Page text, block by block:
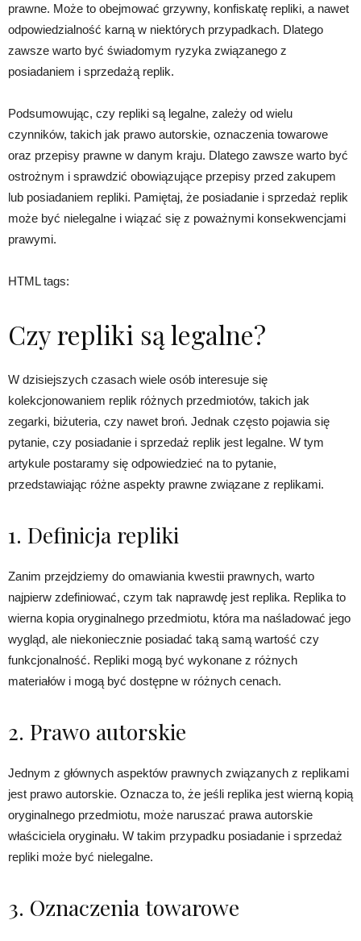
prawne. Może to obejmować grzywny, konfiskatę repliki, a nawet
odpowiedzialność karną w niektórych przypadkach. Dlatego
zawsze warto być świadomym ryzyka związanego z
posiadaniem i sprzedażą replik.
Podsumowując, czy repliki są legalne, zależy od wielu
czynników, takich jak prawo autorskie, oznaczenia towarowe
oraz przepisy prawne w danym kraju. Dlatego zawsze warto być
ostrożnym i sprawdzić obowiązujące przepisy przed zakupem
lub posiadaniem repliki. Pamiętaj, że posiadanie i sprzedaż replik
może być nielegalne i wiązać się z poważnymi konsekwencjami
prawymi.
HTML tags:
Czy repliki są legalne?
W dzisiejszych czasach wiele osób interesuje się
kolekcjonowaniem replik różnych przedmiotów, takich jak
zegarki, biżuteria, czy nawet broń. Jednak często pojawia się
pytanie, czy posiadanie i sprzedaż replik jest legalne. W tym
artykule postaramy się odpowiedzieć na to pytanie,
przedstawiając różne aspekty prawne związane z replikami.
1. Definicja repliki
Zanim przejdziemy do omawiania kwestii prawnych, warto
najpierw zdefiniować, czym tak naprawdę jest replika. Replika to
wierna kopia oryginalnego przedmiotu, która ma naśladować jego
wygląd, ale niekoniecznie posiadać taką samą wartość czy
funkcjonalność. Repliki mogą być wykonane z różnych
materiałów i mogą być dostępne w różnych cenach.
2. Prawo autorskie
Jednym z głównych aspektów prawnych związanych z replikami
jest prawo autorskie. Oznacza to, że jeśli replika jest wierną kopią
oryginalnego przedmiotu, może naruszać prawa autorskie
właściciela oryginału. W takim przypadku posiadanie i sprzedaż
repliki może być nielegalne.
3. Oznaczenia towarowe